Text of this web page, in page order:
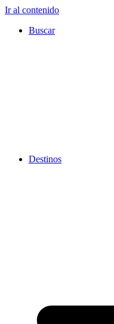
Ir al contenido
Buscar
Destinos